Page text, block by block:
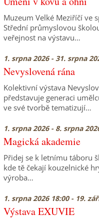
Muzeum Velké Meziříčí ve
Střední průmyslovou
veřejnost na výstavu…
1. srpna 2026 - 31. srpna
Nevyslovená rána
Kolektivní výstava
představuje generaci
ve své tvorbě tematizují…
1. srpna 2026 - 8. srpna
Magická akademie
Přidej se k letnímu táboru
kde tě čekají kouzelnické
výroba…
1. srpna 2026 18:00 - 19.
Výstava EXUVIE